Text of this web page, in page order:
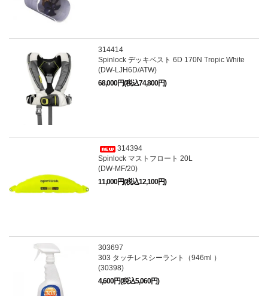
314414
Spinlock デッキベスト 6D 170N Tropic White
(DW-LJH6D/ATW)
68,000円(税込74,800円)
314394
Spinlock マストフロート 20L
(DW-MF/20)
11,000円(税込12,100円)
303697
303 タッチレスシーラント（946ml ）
(30398)
4,600円(税込5,060円)